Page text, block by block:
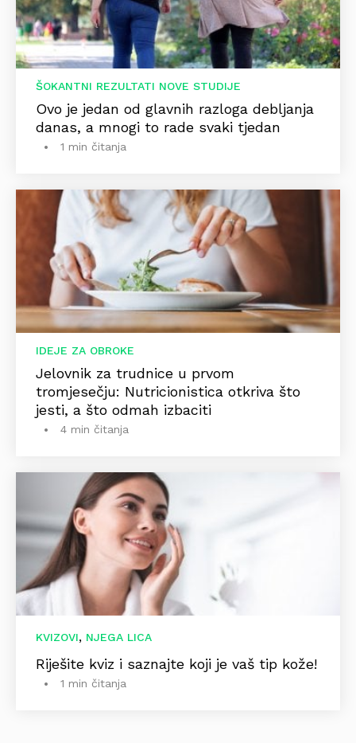
ŠOKANTNI REZULTATI NOVE STUDIJE
Ovo je jedan od glavnih razloga debljanja
danas, a mnogi to rade svaki tjedan
1 min čitanja
IDEJE ZA OBROKE
Jelovnik za trudnice u prvom
tromjesečju: Nutricionistica otkriva što
jesti, a što odmah izbaciti
4 min čitanja
KVIZOVI, NJEGA LICA
Riješite kviz i saznajte koji je vaš tip kože!
1 min čitanja